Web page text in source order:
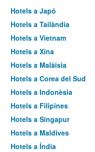
Hotels a Japó
Hotels a Tailàndia
Hotels a Vietnam
Hotels a Xina
Hotels a Malàisia
Hotels a Corea del Sud
Hotels a Indonèsia
Hotels a Filipines
Hotels a Singapur
Hotels a Maldives
Hotels a Índia